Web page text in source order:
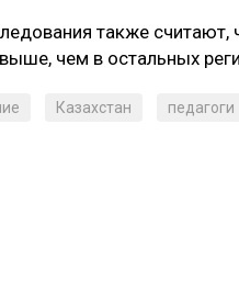
также считают,
чем в остальных
Казахстан педагоги